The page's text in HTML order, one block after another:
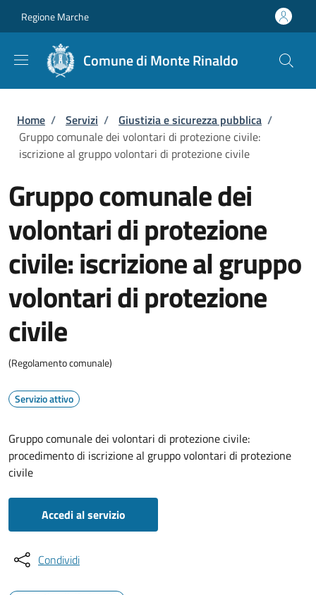
Regione Marche
Comune di Monte Rinaldo
Briciole di pane
Home / Servizi / Giustizia e sicurezza pubblica /
Gruppo comunale dei volontari di protezione civile:
iscrizione al gruppo volontari di protezione civile
Gruppo comunale dei
volontari di protezione
civile: iscrizione al gruppo
volontari di protezione
civile
(Regolamento comunale)
Servizio attivo
Gruppo comunale dei volontari di protezione civile:
procedimento di iscrizione al gruppo volontari di protezione
civile
Accedi al servizio
Condividi